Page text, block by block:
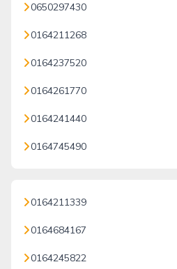
0650297430
0164211268
0164237520
0164261770
0164241440
0164745490
0164211339
0164684167
0164245822